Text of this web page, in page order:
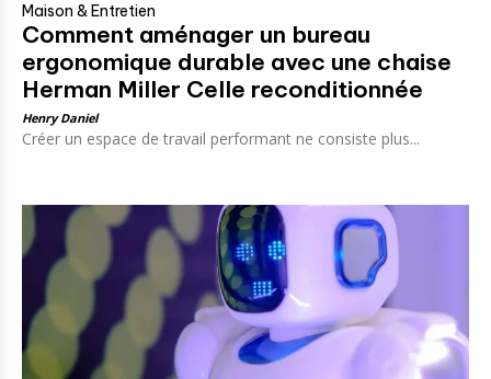
Maison & Entretien
Comment aménager un bureau
ergonomique durable avec une chaise
Herman Miller Celle reconditionnée
Henry Daniel
Créer un espace de travail performant ne consiste plus...